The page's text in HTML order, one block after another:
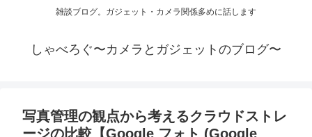
雑談ブログ。ガジェット・カメラ関係多めに話します
しゃべろぐ〜カメラとガジェットのブログ〜
写真管理の観点から考えるクラウドストレ
ージの比較【Google フォト (Google